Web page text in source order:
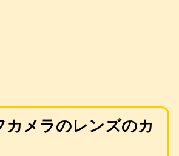
カメラのレンズのカ